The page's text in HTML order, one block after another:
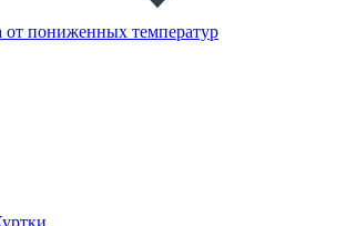
от пониженных температур